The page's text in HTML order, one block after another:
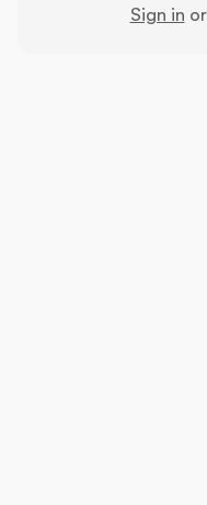
Sign in or